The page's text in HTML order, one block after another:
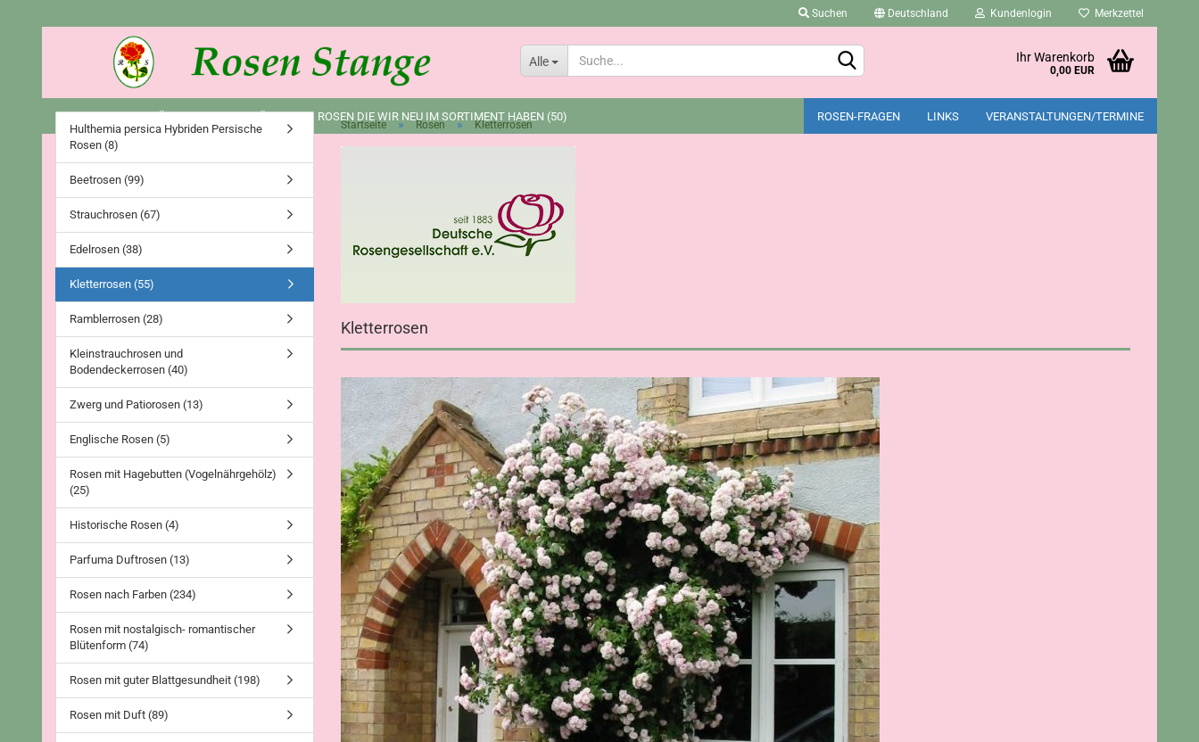
Suchen Deutschland Kundenlogin Merkzettel
Alle Ihr Warenkorb
0,00 EUR
ROSEN (241) DÜNGER UND ZUBEHÖR (2) ROSEN DIE WIR NEU IM SORTIMENT HABEN (50) ROSEN-FRAGEN LINKS VERANSTALTUNGEN/TERMINE
Startseite » Rosen » Kletterrosen
Kletterrosen
Hulthemia persica Hybriden Persische
Rosen (8)
Beetrosen (99)
Strauchrosen (67)
Edelrosen (38)
Kletterrosen (55)
Ramblerrosen (28)
Kleinstrauchrosen und
Bodendeckerrosen (40)
Zwerg und Patiorosen (13)
Englische Rosen (5)
Rosen mit Hagebutten (Vogelnährgehölz)
(25)
Historische Rosen (4)
Parfuma Duftrosen (13)
Rosen nach Farben (234)
Rosen mit nostalgisch- romantischer
Blütenform (74)
Rosen mit guter Blattgesundheit (198)
Rosen mit Duft (89)